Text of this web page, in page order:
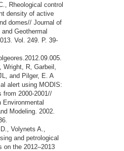
Rheological control
density of active
domes// Journal of
Geothermal
Vol. 249. P. 39-
Wright, R, Garbeil,
and Pilger, E. A
alert using MODIS:
from 2000-2001//
Environmental
Modeling. 2002.
Volynets A.,
and petrological
on the 2012–2013